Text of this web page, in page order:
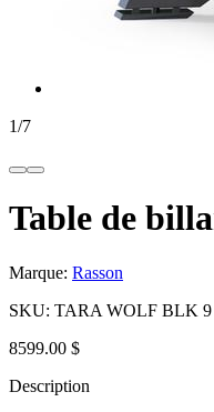
1/7
Table de
Marque: Rasson
SKU: TARA WOLF BLK 9
8599.00 $
Description